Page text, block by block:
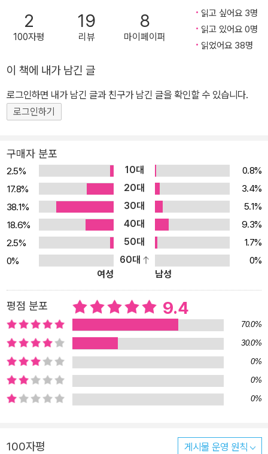
않고 아이디어가 샘물처럼 솟아오르는 타입도 아니지만, 아무래도 서
점을 무대로 한 단편을 더 써보고 싶었습니다. 실제로 보고 듣고 겪었
던 많은 사연들, 때로 따뜻하고 때로 안타깝고 때로 데굴데굴 구를 만
탐정 홈즈걸1》과 《명탐정 홈즈걸2》를 통해서도 책과 서점과 그리고
서점에서 일어나는 많은 일에 대해 이야기했지만, 그것만으로는 부족
하다 싶을 만큼 이야기가 많이 남아 있었습니다. 이 책은 ‘명탐정 홈즈
걸’ 시리즈의 세 번째 이야기이기도 하고, 그렇게나 꼭 그려내고 싶었
《명탐정 홈즈걸1》로 시작하여《명탐정 홈즈걸2》(출장 편)로 이어진
‘명탐정 홈즈걸’ 시리즈가 《명탐정 홈즈걸3》(사인회 편)의 출간과 함
께 전3권 완간되었다. 작가 자신이 서점 직원으로 13년간 일했던 경
험을 바탕으로 집필한 이 시리즈는 특유의 리얼함과 경쾌함으로 독자
들을 사로잡았다. 독자서평을 보면 ‘서점 속의 소소한 일상을 다루고
있지만 손을 뗄 수 없을 만큼 흡인력 있다’ ‘순식간에 읽을 만큼 드라
마로 만들어도 재미있을 만한 이야기’ ‘서점 직원들의 사소한 대화나
업무 내용이 마치 눈에 보이는 것처럼 세세하게 묘사되어 있다’ ‘맞아,
정말 그래, 하면서 공감하며 읽었다’ ‘긴장감과 더불어 감동을 주는 이
야기’ ‘명랑한 추리소설’ ‘참신하고 독특한 소재’ ‘아기자기한 매력이
있는 소설’ 등등 서점의 일상을 리얼하게 보여주고 그곳에서 일어나
는 갖가지 사건을 경쾌한 템포로 풀어나가는 이 소설에 대한 호평이
가득하다. 그리고 그 이야기의 중심에는 책과 서점을 사랑하는 서점
계의 홈즈와 왓슨, 다에와 교코가 있다. 첫 번째 이야기가 도쿄 근교의
서점 ‘세후도’를 배경으로 한 단편 연작소설이었고, 두 번째 이야기가
나가노 출장을 다룬 장편이었다면, 이번 세 번째 이야기는 다시 1권과
어진다. 주문한 사람을 알 수 없는 주문이 연거푸 들어오는 사건이 발
2
100자평
19
리뷰
8
마이페이퍼
읽고 싶어요 3명
읽고 있어요 0명
읽었어요 38명
이 책에 내가 남긴 글
로그인하면 내가 남긴 글과 친구가 남긴 글을 확인할 수 있습니다.
로그인하기
구매자 분포
2.5% 10대
0.8%
17.8%
20대
3.4%
38.1%
30대
5.1%
18.6%
40대
9.3%
2.5%
50대
1.7%
0%
60대
0%
여성
남성
평점 분포 9.4
70.0%
30.0%
0%
0%
0%
100자평 게시물 운영 원칙